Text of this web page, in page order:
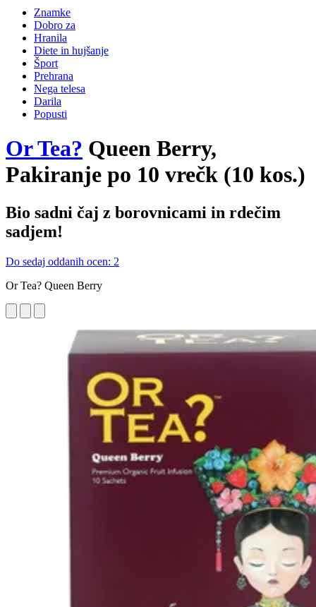
Znamke
Dobro za
Hranila
Diete in hujšanje
Šport
Prehrana
Nega telesa
Darila
Popusti
Or Tea? Queen Berry,
Pakiranje po 10 vrečk (10 kos.)
Bio sadni čaj z borovnicami in rdečim
sadjem!
Do sedaj oddanih ocen: 2
Or Tea? Queen Berry